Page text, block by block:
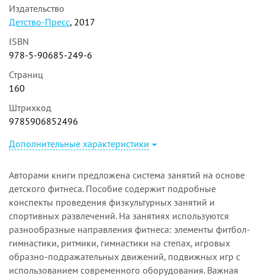
Издательство
Детство-Пресс, 2017
ISBN
978-5-90685-249-6
Страниц
160
Штрихкод
9785906852496
Дополнительные характеристики
Авторами книги предложена система занятий на основе
детского фитнеса. Пособие содержит подробные
конспекты проведения физкультурных занятий и
спортивных развлечений. На занятиях используются
разнообразные направления фитнеса: элементы фитбол-
гимнастики, ритмики, гимнастики на степах, игровых
образно-подражательных движений, подвижных игр с
использованием современного оборудования. Важная